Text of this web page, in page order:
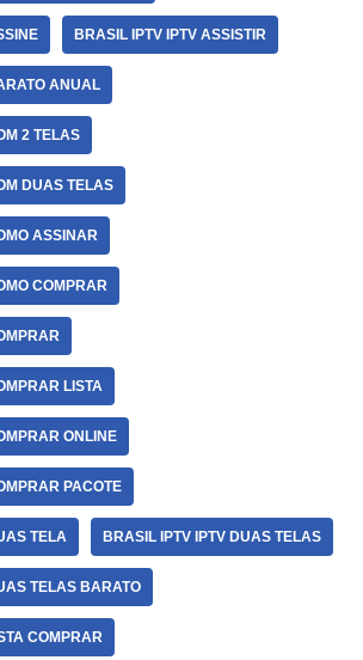
BRASIL IPTV IPTV ASSISTIR
ANUAL
2 TELAS
DUAS TELAS
ASSINAR
COMPRAR
LISTA
ONLINE
PACOTE
TELA BRASIL IPTV IPTV DUAS TELAS
TELAS BARATO
COMPRAR